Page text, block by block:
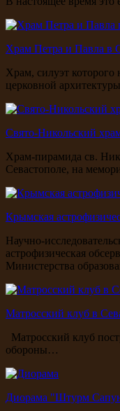
Храм Петра и Павла в
Храм, силуэт
церковной
Свято-Никольский
Храм-пирамида св.
Севастополе, на
Крымская
Научно-
астрофизическая
Министерства
Матросский клуб в
Матросский клуб
обороны…
Диорама "Штурм